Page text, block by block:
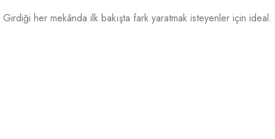
Girdiği her mekânda ilk bakışta fark yaratmak isteyenler için ideal.